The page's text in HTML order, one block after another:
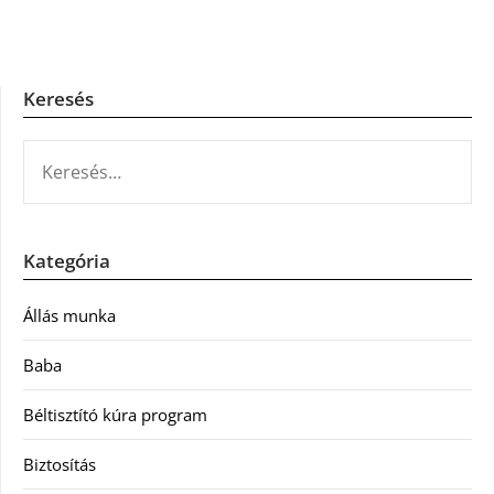
Keresés
Kategória
Állás munka
Baba
Béltisztító kúra program
Biztosítás